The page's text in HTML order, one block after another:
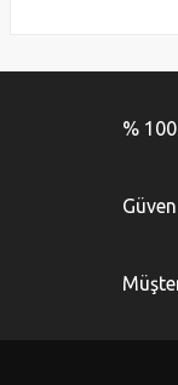
Görüş ve
Ürün resmi
%